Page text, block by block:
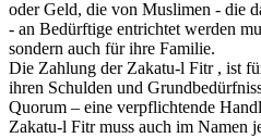
oder Geld, die von Muslimen - die
- an Bedürftige entrichtet werden
sondern auch für ihre Familie.
Die Zahlung der Zakatu-l Fitr , ist
ihren Schulden und
Quorum – eine verpflichtende
Zakatu-l Fitr muss auch im Namen